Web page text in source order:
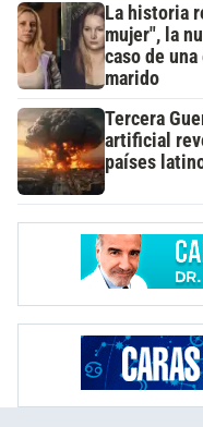
La historia
mujer", la
caso de
marido
Tercera
artificial
países